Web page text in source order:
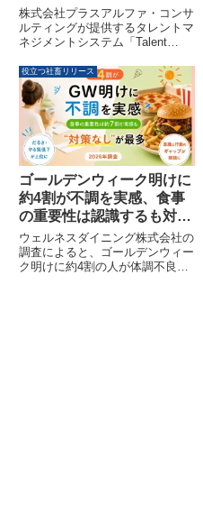
上シェアNo.1を獲得
株式会社プラスアルファ・コンサ
ルティングが提供するタレントマ
ネジメントシステム「Talent
が、株式会社アイ・ティ・アール
発行の調査レポートにおいて、国
内人材管理市場およびSaaS型市
場の双方でベンダー別売上金額シ
ェアNo.1を獲得しました。AI機
能と強固なセキュリティ基盤によ
り、企業の戦略人事を強力に支援
しています。
役立つ社畜リリース
ゴールデンウィーク明けに
約4割が不調を実感、食事
の重要性は認識するも対策
にギャップ【2026年調
査】
ウェルネスダイニング株式会社の
調査によると、ゴールデンウィー
ク明けに約4割の人が体調不良を